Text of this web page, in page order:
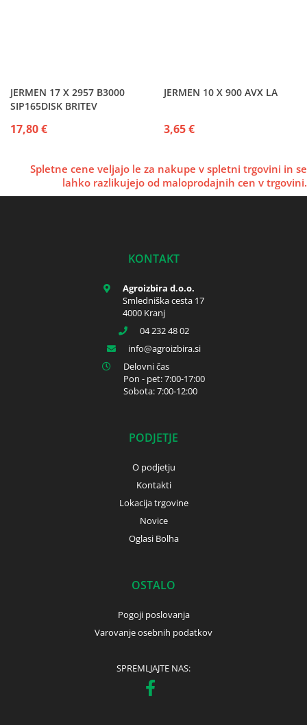
JERMEN 17 X 2957 B3000
SIP165DISK BRITEV
17,80 €
JERMEN 10 X 900 AVX LA
3,65 €
Spletne cene veljajo le za nakupe v spletni trgovini in se
lahko razlikujejo od maloprodajnih cen v trgovini.
KONTAKT
Agroizbira d.o.o.
Smledniška cesta 17
4000 Kranj
04 232 48 02
info
agroizbira.si
Delovni čas
Pon - pet: 7:00-17:00
Sobota: 7:00-12:00
PODJETJE
O podjetju
Kontakti
Lokacija trgovine
Novice
Oglasi Bolha
OSTALO
Pogoji poslovanja
Varovanje osebnih podatkov
SPREMLJAJTE NAS: